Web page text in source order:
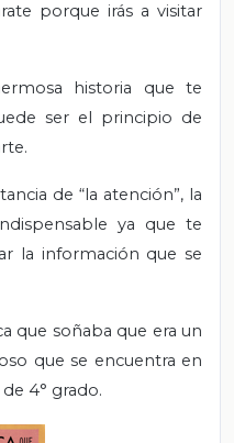
porque irás a visitar
historia que te
ser el principio de
de “la atención”, la
ya que te
la información que se
que soñaba que era un
que se encuentra en
4° grado.